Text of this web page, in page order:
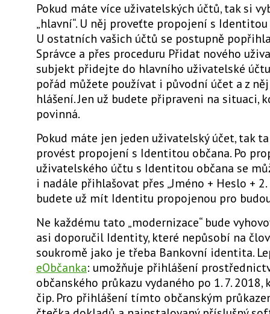
Pokud máte více uživatelských účtů, tak si
„hlavní“. U něj proveťte propojení s Identitou
U ostatních vašich účtů se postupně
Správce a přes proceduru Přidat nového
subjekt přidejte do hlavního uživatelské
pořád můžete používat i původní účet a z
hlášení. Jen už budete připraveni na situaci,
povinná.
Pokud máte jen jeden uživatelský účet, tak
provést propojení s Identitou občana. Po
uživatelského účtu s Identitou občana se
i nadále přihlašovat přes „Jméno + Heslo + 2.
budete už mít Identitu propojenou pro
Ne každému tato „modernizace“ bude
asi doporučil Identity, které nepůsobí na
soukromě jako je třeba Bankovní identita.
eObčanka: umožňuje přihlášení
občanského průkazu vydaného po 1. 7. 2018,
čip. Pro přihlášení tímto občanským